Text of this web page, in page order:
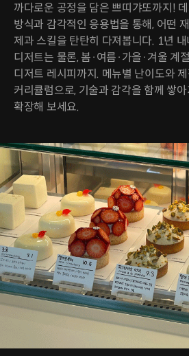
까다로운 공정을 담은 쁘띠갸또까지!
방식과 감각적인 응용법을 통해, 어떤
제과 스킬을 탄탄히 다져봅니다. 1년
디저트는 물론, 봄·여름·가을·겨울 계
디저트 레시피까지. 메뉴별 난이도와
커리큘럼으로, 기술과 감각을 함께 쌓
확장해 보세요.